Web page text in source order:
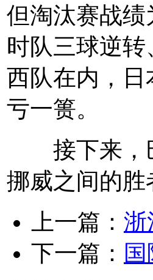
但淘汰赛战
时队三球逆
西队在内，
亏一篑。
接下来，巴
挪威之间的胜
上一篇： 浙
下一篇：